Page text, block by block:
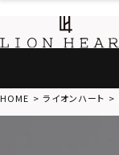
HOME ライオンハート